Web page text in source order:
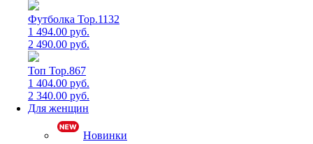
Футболка Top.1132
1 494.00 руб.
2 490.00 руб.
Топ Top.867
1 404.00 руб.
2 340.00 руб.
Для женщин
Новинки